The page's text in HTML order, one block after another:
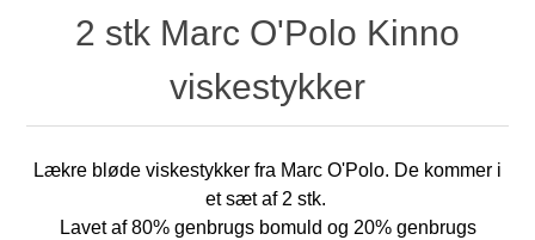
2 stk Marc O'Polo Kinno
viskestykker
Lækre bløde viskestykker fra Marc O'Polo. De kommer i
et sæt af 2 stk.
Lavet af 80% genbrugs bomuld og 20% genbrugs